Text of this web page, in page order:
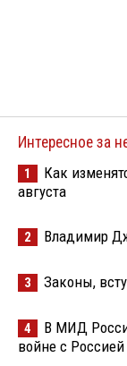
Интересное за
1
Как
августа
2 Владимир
3 Законы,
4
В МИД
войне с Россией